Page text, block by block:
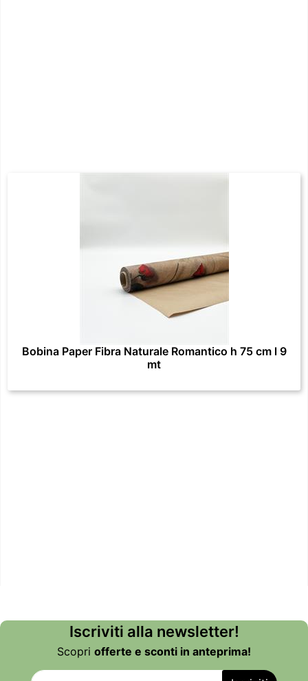
Bobina Paper Fibra Naturale Romantico h 75 cm l 9
mt
Iscriviti alla newsletter!
Scopri offerte e sconti in anteprima!